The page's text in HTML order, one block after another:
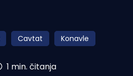
Cavtat Konavle
1 min. čitanja